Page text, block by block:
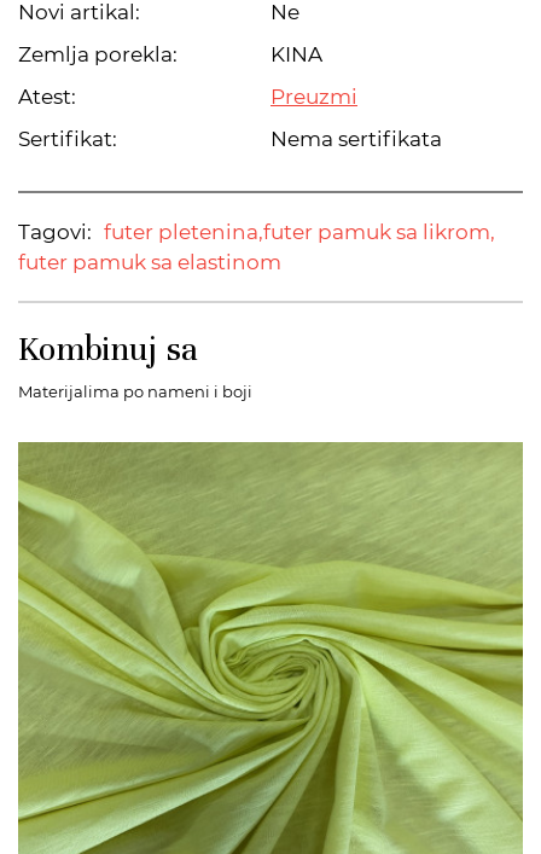
Novi artikal:
Ne
Zemlja porekla:
KINA
Atest:
Preuzmi
Sertifikat:
Nema sertifikata
Tagovi: futer pletenina,futer pamuk sa likrom,
futer pamuk sa elastinom
Kombinuj sa
Materijalima po nameni i boji